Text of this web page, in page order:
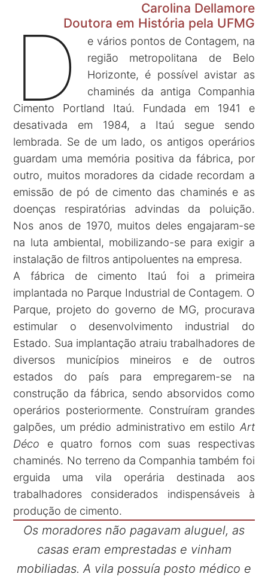
Carolina Dellamore
Doutora em História pela UFMG
D
e vários pontos de Contagem, na
região metropolitana de Belo
Horizonte, é possível avistar as
chaminés da antiga Companhia
Cimento Portland Itaú. Fundada em 1941 e
desativada em 1984, a Itaú segue sendo
lembrada. Se de um lado, os antigos operários
guardam uma memória positiva da fábrica, por
outro, muitos moradores da cidade recordam a
emissão de pó de cimento das chaminés e as
doenças respiratórias advindas da poluição.
Nos anos de 1970, muitos deles engajaram-se
na luta ambiental, mobilizando-se para exigir a
instalação de filtros antipoluentes na empresa.
A fábrica de cimento Itaú foi a primeira
implantada no Parque Industrial de Contagem. O
Parque, projeto do governo de MG, procurava
estimular o desenvolvimento industrial do
Estado. Sua implantação atraiu trabalhadores de
diversos municípios mineiros e de outros
estados do país para empregarem-se na
construção da fábrica, sendo absorvidos como
operários posteriormente. Construíram grandes
galpões, um prédio administrativo em estilo Art
Déco e quatro fornos com suas respectivas
chaminés. No terreno da Companhia também foi
erguida uma vila operária destinada aos
trabalhadores considerados indispensáveis à
produção de cimento.
Os moradores não pagavam aluguel, as
casas eram emprestadas e vinham
mobiliadas. A vila possuía posto médico e